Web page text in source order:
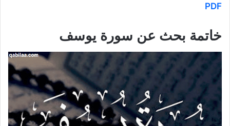
PDF
خاتمة بحث عن سورة يوسف